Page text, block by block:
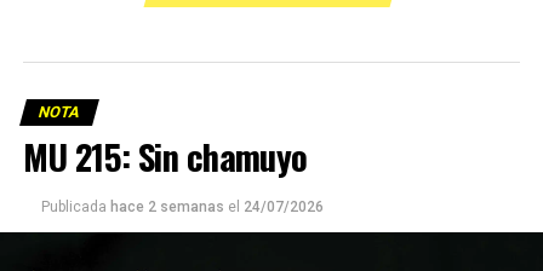
NOTA
MU 215: Sin chamuyo
Publicada hace 2 semanas el 24/07/2026